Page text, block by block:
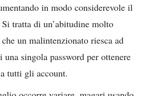
in modo considerevole il
tratta di un’abitudine molto
un malintenzionato riesca ad
una singola password per ottenere
tutti gli account.